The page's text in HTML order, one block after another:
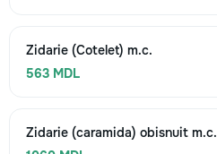
Zidarie (Cotelet) m.c.
563 MDL
Zidarie (caramida) obisnuit m.c.